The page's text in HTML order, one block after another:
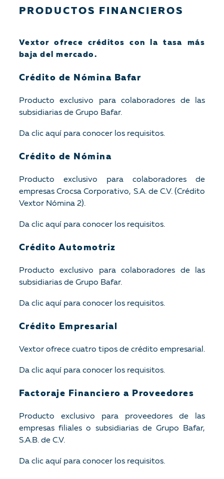
PRODUCTOS FINANCIEROS
Vextor ofrece créditos con la tasa más
baja del mercado.
Crédito de Nómina Bafar
Producto exclusivo para colaboradores de las
subsidiarias de Grupo Bafar.
Da clic aquí para conocer los requisitos.
Crédito de Nómina
Producto exclusivo para colaboradores de
empresas Crocsa Corporativo, S.A. de C.V. (Crédito
Vextor Nómina 2).
Da clic aquí para conocer los requisitos.
Crédito Automotriz
Producto exclusivo para colaboradores de las
subsidiarias de Grupo Bafar.
Da clic aquí para conocer los requisitos.
Crédito Empresarial
Vextor ofrece cuatro tipos de crédito empresarial.
Da clic aquí para conocer los requisitos.
Factoraje Financiero a Proveedores
Producto exclusivo para proveedores de las
empresas filiales o subsidiarias de Grupo Bafar,
S.A.B. de C.V.
Da clic aquí para conocer los requisitos.